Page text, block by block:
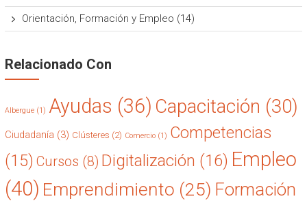
Orientación, Formación y Empleo (14)
Relacionado Con
Albergue(1) Ayudas (36) Capacitación (30)
Ciudadanía (3) Clústeres (2) Comercio(1) Competencias
(15) Cursos (8) Digitalización (16) Empleo
(40) Emprendimiento (25) Formación